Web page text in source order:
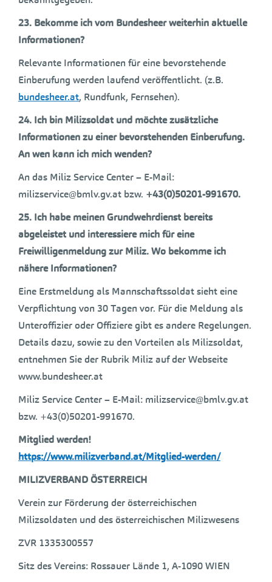
23. Bekomme ich vom Bundesheer weiterhin aktuelle
Informationen?
Relevante Informationen für eine bevorstehende
Einberufung werden laufend veröffentlicht. (z.B.
bundesheer.at, Rundfunk, Fernsehen).
24. Ich bin Milizsoldat und möchte zusätzliche
Informationen zu einer bevorstehenden Einberufung.
An wen kann ich mich wenden?
An das Miliz Service Center – E-Mail:
milizservice@bmlv.gv.at bzw. +43(0)50201-991670.
25. Ich habe meinen Grundwehrdienst bereits
abgeleistet und interessiere mich für eine
Freiwilligenmeldung zur Miliz. Wo bekomme ich
nähere Informationen?
Eine Erstmeldung als Mannschaftssoldat sieht eine
Verpflichtung von 30 Tagen vor. Für die Meldung als
Unteroffizier oder Offiziere gibt es andere Regelungen.
Details dazu, sowie zu den Vorteilen als Milizsoldat,
entnehmen Sie der Rubrik Miliz auf der Webseite
www.bundesheer.at
Miliz Service Center – E-Mail: milizservice@bmlv.gv.at
bzw. +43(0)50201-991670.
Mitglied werden!
https://www.milizverband.at/Mitglied-werden/
MILIZVERBAND ÖSTERREICH
Verein zur Förderung der österreichischen
Milizsoldaten und des österreichischen Milizwesens
ZVR 1335300557
Sitz des Vereins: Rossauer Lände 1, A-1090 WIEN